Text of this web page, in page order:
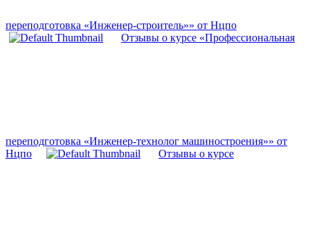
переподготовка «Инженер-строитель»» от Нцпо
Отзывы о курсе «Профессиональная
переподготовка «Инженер-технолог машиностроения»» от
Нцпо
Отзывы о курсе